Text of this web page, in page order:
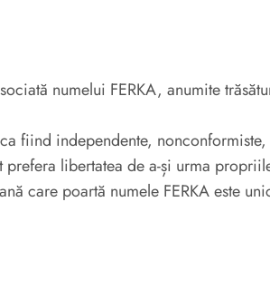
numelui FERKA, anumite
fiind independente,
libertatea de a-și urma
care poartă numele FERKA este